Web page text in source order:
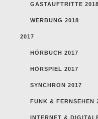
GASTAUFTRITTE 2018
WERBUNG 2018
2017
HÖRBUCH 2017
HÖRSPIEL 2017
SYNCHRON 2017
FUNK & FERNSEHEN
INTERNET &